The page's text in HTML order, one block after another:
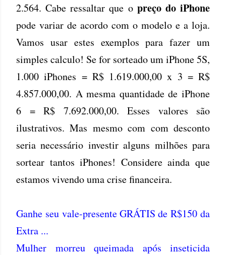
2.564. Cabe ressaltar que o preço do iPhone
pode variar de acordo com o modelo e a loja.
Vamos usar estes exemplos para fazer um
simples calculo! Se for sorteado um iPhone 5S,
1.000 iPhones = R$ 1.619.000,00 x 3 = R$
4.857.000,00. A mesma quantidade de iPhone
6 = R$ 7.692.000,00. Esses valores são
ilustrativos. Mas mesmo com com desconto
seria necessário investir alguns milhões para
sortear tantos iPhones! Considere ainda que
estamos vivendo uma crise financeira.
Ganhe seu vale-presente GRÁTIS de R$150 da
Extra ...
Mulher morreu queimada após inseticida